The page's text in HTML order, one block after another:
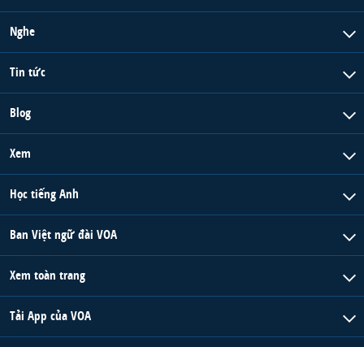
Nghe
Tin tức
Blog
Xem
Học tiếng Anh
Ban Việt ngữ đài VOA
Xem toàn trang
Tải App của VOA